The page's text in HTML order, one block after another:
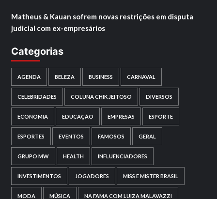
Matheus & Kauan sofrem novas restrições em disputa
judicial com ex-empresários
Categorias
AGENDA BELEZA BUSINESS CARNAVAL
CELEBRIDADES COLUNA CHIK JEITOSO DIVERSOS
ECONOMIA EDUCAÇÃO EMPRESAS ESPORTE
ESPORTES EVENTOS FAMOSOS GERAL
GRUPO MW HEALTH INFLUENCIADORES
INVESTIMENTOS JOGADORES MISS E MISTER BRASIL
MODA MÚSICA NA FAMA COM LUIZA MALAVAZZI